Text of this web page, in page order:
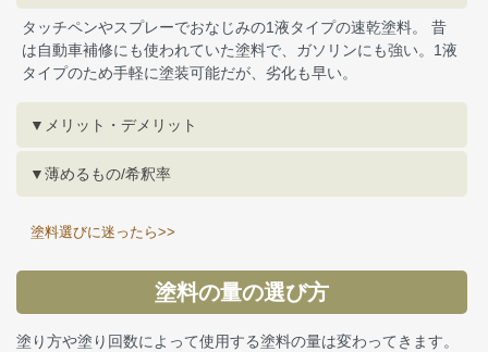
タッチペンやスプレーでおなじみの1液タイプの速乾塗料。 昔
は自動車補修にも使われていた塗料で、ガソリンにも強い。1液
タイプのため手軽に塗装可能だが、劣化も早い。
▼メリット・デメリット
▼薄めるもの/希釈率
塗料選びに迷ったら>>
塗料の量の選び方
塗り方や塗り回数によって使用する塗料の量は変わってきます。